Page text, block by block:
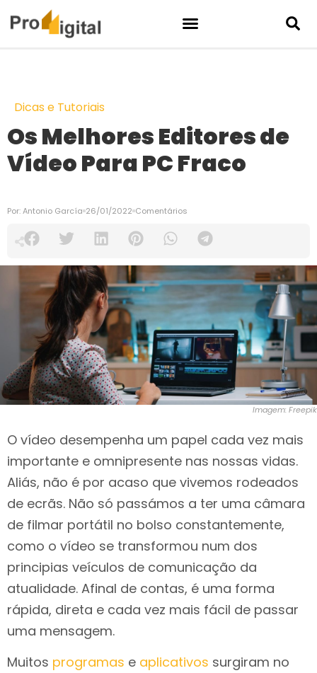
Dicas e Tutoriais
Os Melhores Editores de
Vídeo Para PC Fraco
Por:Antonio García 26/01/2022 Comentários
Imagem: Freepik
O vídeo desempenha um papel cada vez mais
importante e omnipresente nas nossas vidas.
Aliás, não é por acaso que vivemos rodeados
de ecrãs. Não só passámos a ter uma câmara
de filmar portátil no bolso constantemente,
como o vídeo se transformou num dos
principias veículos de comunicação da
atualidade. Afinal de contas, é uma forma
rápida, direta e cada vez mais fácil de passar
uma mensagem.
Muitos programas e aplicativos surgiram no